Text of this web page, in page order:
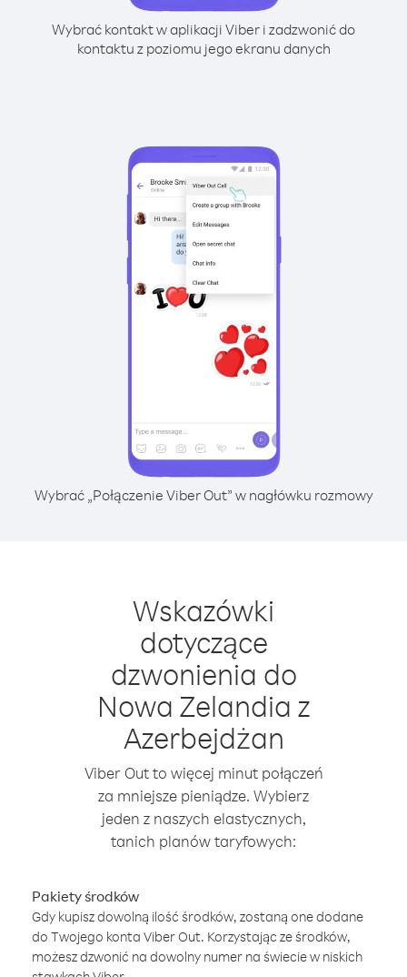
Wybrać kontakt w aplikacji Viber i zadzwonić do
kontaktu z poziomu jego ekranu danych
Wybrać „Połączenie Viber Out” w nagłówku rozmowy
Wskazówki
dotyczące
dzwonienia do
Nowa Zelandia z
Azerbejdżan
Viber Out to więcej minut połączeń
za mniejsze pieniądze. Wybierz
jeden z naszych elastycznych,
tanich planów taryfowych:
Pakiety środków
Gdy kupisz dowolną ilość środków, zostaną one dodane
do Twojego konta Viber Out. Korzystając ze środków,
możesz dzwonić na dowolny numer na świecie w niskich